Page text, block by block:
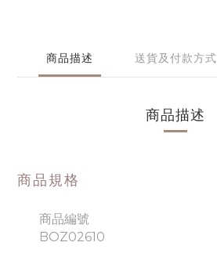
商品描述 送貨及付款方式
商品描述
商品規格
商品編號
BOZ02610